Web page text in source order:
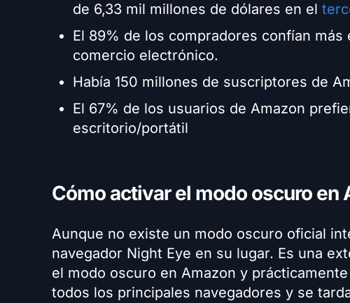
de 6,33 mil millones de dólares en el
El 89% de los compradores confían
comercio electrónico.
Había 150 millones de suscriptores de
El 67% de los usuarios de Amazon
escritorio/portátil
Cómo activar el modo oscuro en
Aunque no existe un modo oscuro oficial
navegador Night Eye en su lugar. Es una
el modo oscuro en Amazon y
todos los principales navegadores y se